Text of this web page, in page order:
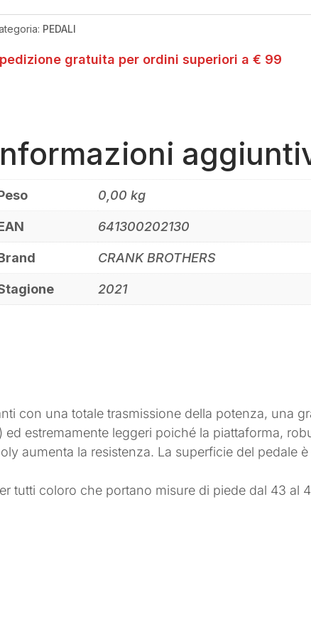
PEDALI
gratuita per ordini superiori a € 99
0,00 kg
641300202130
CRANK BROTHERS
2021
con una totale trasmissione della potenza, una
ed estremamente leggeri poiché la piattaforma,
aumenta la resistenza. La superficie del pedale è
tutti coloro che portano misure di piede dal 43 al